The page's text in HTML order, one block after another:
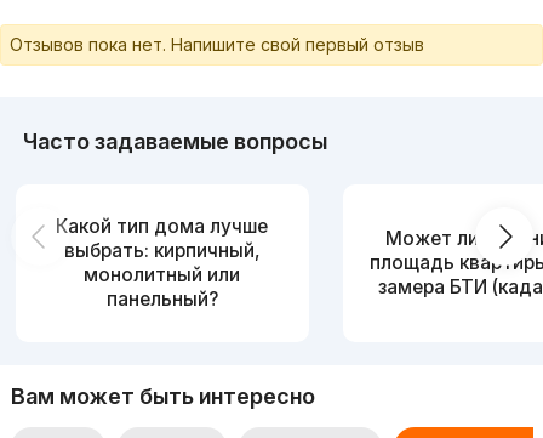
Отзывов пока нет. Напишите свой первый отзыв
Часто задаваемые вопросы
Какой тип дома лучше
выбрать: кирпичный,
монолитный или
панельный?
Может ли
площадь
замера БТИ
Вам может быть интересно